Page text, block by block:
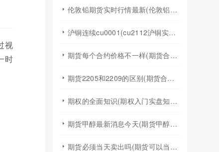
视
时
伦敦铅期货实时行情最新(伦敦铝锡期货实时行情)
沪铜连续cu0001(cu2112沪铜实时行情)
期货每个合约价格不一样(期货合约之间的价格差)
期货2205和2209的区别(期货合约2205什么意思)
期权的全面知识(期权入门实盘知识)
期货甲醇最新消息今天(期货甲醇最新消息今天行情)
期货必须当天卖出吗(期货可以当天买入卖出吗)